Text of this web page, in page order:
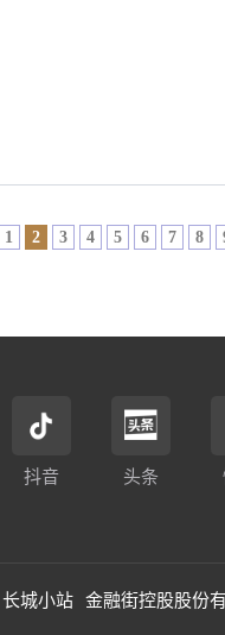
1 2 3 4 5 6 7 8
抖音 头条
长城小站 金融街控股股份